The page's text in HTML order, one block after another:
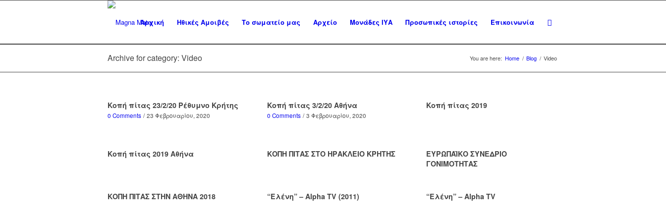
Αρχική Ηθικές Αμοιβές Το σωματείο μας Αρχείο Μονάδες ΙΥΑ Προσωπικές ιστορίες Επικοινωνία
Archive for category: Video You are here: Home / Blog / Video
Κοπή πίτας 23/2/20 Ρέθυμνο Κρήτης
0 Comments / 23 Φεβρουαρίου, 2020
Κοπή πίτας 3/2/20 Αθήνα
0 Comments / 3 Φεβρουαρίου, 2020
Κοπή πίτας 2019
Κοπή πίτας 2019 Αθήνα ΚΟΠΗ ΠΙΤΑΣ ΣΤΟ ΗΡΑΚΛΕΙΟ ΚΡΗΤΗΣ
ΕΥΡΩΠΑΪΚΟ ΣΥΝΕΔΡΙΟ
ΓΟΝΙΜΟΤΗΤΑΣ
ΚΟΠΗ ΠΙΤΑΣ ΣΤΗΝ ΑΘΗΝΑ 2018 “Ελένη” – Alpha TV (2011) “Ελένη” – Alpha TV